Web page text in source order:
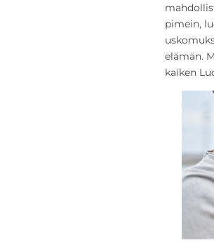
pimein,
elämän.
kaiken